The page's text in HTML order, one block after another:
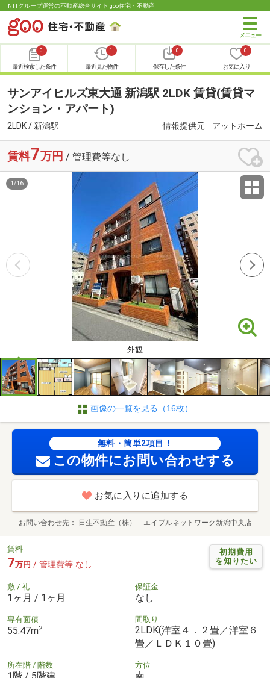
NTTグループ運営の不動産総合サイト goo住宅・不動産
0
最近検索した条件
1
最近見た物件
0
保存した条件
0
お気に入り
サンアイヒルズ東大通 新潟駅 2LDK 賃貸(賃貸マ
ンション・アパート)
2LDK / 新潟駅 情報提供元 アットホーム
賃料7万円 / 管理費等なし
外観
1 /16
画像の一覧を見る（16枚）
無料・簡単2項目！
この物件にお問い合わせする
お気に入りに追加する
お問い合わせ先 日生不動産（株） エイブルネットワーク新潟中央店
初期費用
を知りたい
賃料
7万円 / 管理費等 なし
敷 / 礼
1ヶ月 / 1ヶ月
保証金
なし
専有面積
55.47m2
間取り
2LDK(洋室４．２畳／洋室６
畳／ＬＤＫ１０畳)
所在階 / 階数 方位